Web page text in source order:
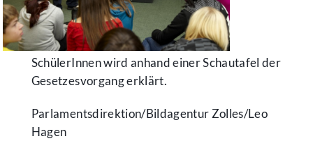
SchülerInnen wird anhand einer Schautafel der
Gesetzesvorgang erklärt.
Parlamentsdirektion/​Bildagentur Zolles/​Leo
Hagen